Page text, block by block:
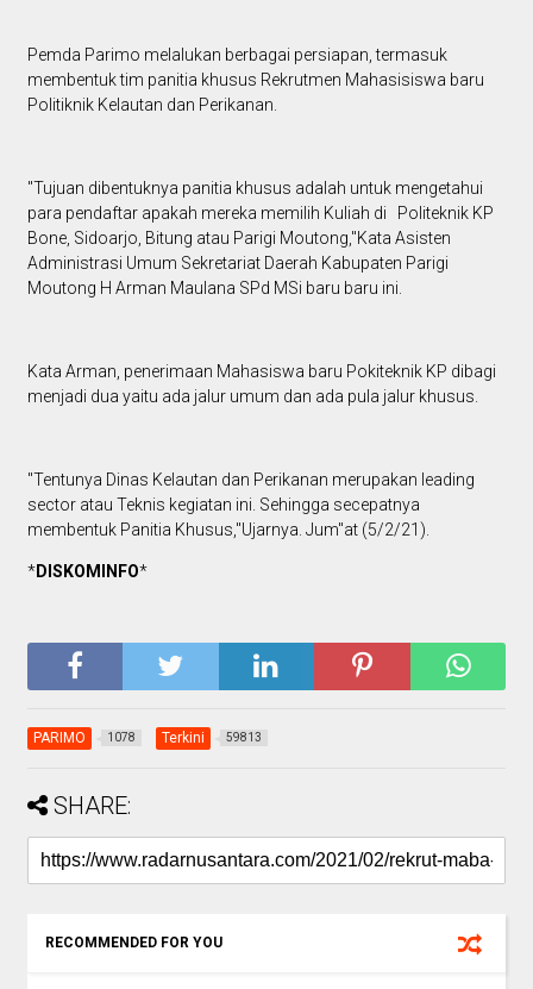
Pemda Parimo melalukan berbagai persiapan, termasuk
membentuk tim panitia khusus Rekrutmen Mahasisiswa baru
Politiknik Kelautan dan Perikanan.
"Tujuan dibentuknya panitia khusus adalah untuk mengetahui
para pendaftar apakah mereka memilih Kuliah di Politeknik KP
Bone, Sidoarjo, Bitung atau Parigi Moutong,"Kata Asisten
Administrasi Umum Sekretariat Daerah Kabupaten Parigi
Moutong H Arman Maulana SPd MSi baru baru ini.
Kata Arman, penerimaan Mahasiswa baru Pokiteknik KP dibagi
menjadi dua yaitu ada jalur umum dan ada pula jalur khusus.
"Tentunya Dinas Kelautan dan Perikanan merupakan leading
sector atau Teknis kegiatan ini. Sehingga secepatnya
membentuk Panitia Khusus,"Ujarnya. Jum"at (5/2/21).
*DISKOMINFO*
PARIMO 1078 Terkini 59813
SHARE:
RECOMMENDED FOR YOU